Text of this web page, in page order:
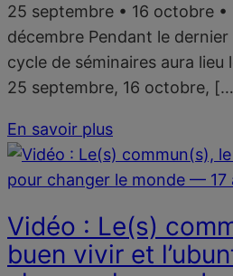
25 septembre • 16 octobre •
décembre Pendant le
cycle de séminaires aura lieu
25 septembre, 16 octobre,
En savoir plus
Vidéo : Le(s)
buen vivir et